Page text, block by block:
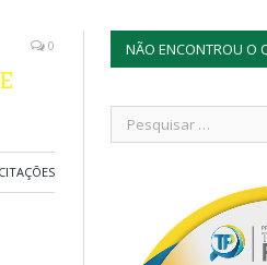
0 NÃO ENCONTROU O